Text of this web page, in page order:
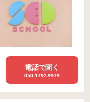
電話で聞く
050-1792-9979